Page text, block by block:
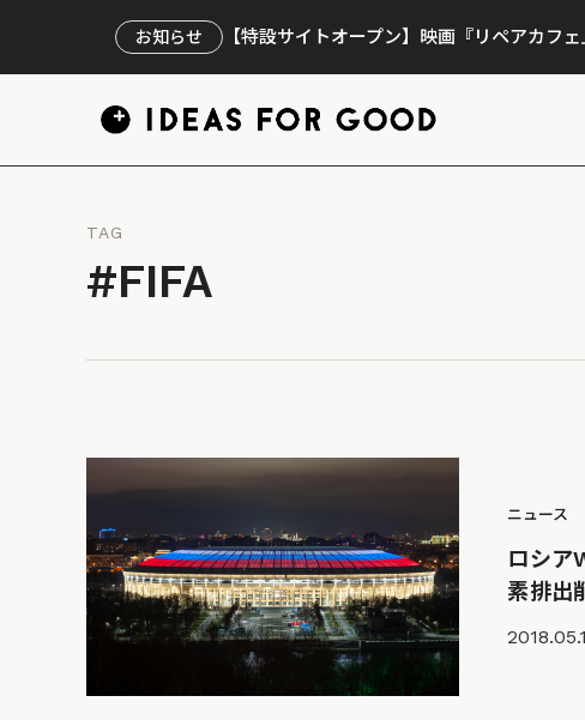
お知らせ 【特設サイトオープン】映画『リペアカフ
TAG
#FIFA
ニュース
ロシア
素排出